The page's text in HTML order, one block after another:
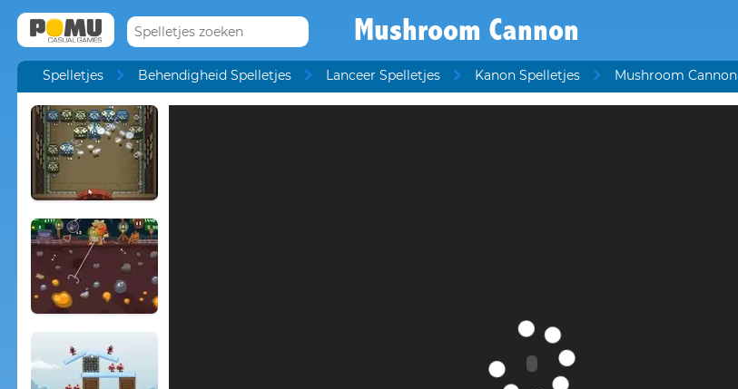
Mushroom Cannon
Spelletjes Behendigheid Spelletjes Lanceer Spelletjes Kanon Spelletjes Mushroom Cannon